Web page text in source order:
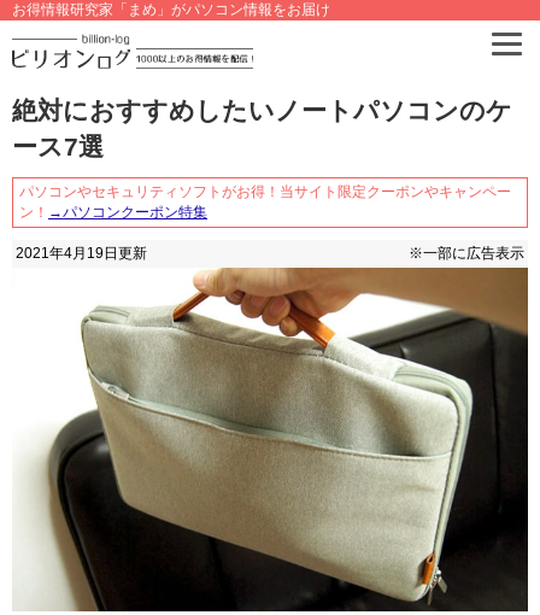
お得情報研究家「まめ」がパソコン情報をお届け
絶対におすすめしたいノートパソコンのケ
ース7選
パソコンやセキュリティソフトがお得！当サイト限定クーポンやキャンペー
ン！ →パソコンクーポン特集
2021年4月19日 更新 ※一部に広告表示